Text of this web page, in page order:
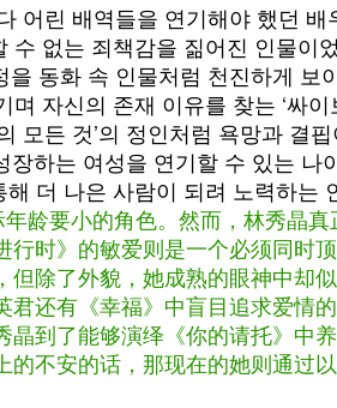
어린 배역들을 연기해야 했던
없는 죄책감을 짊어진 인물이
동화 속 인물처럼 천진하게
자신의 존재 이유를 찾는 ‘싸
모든 것’의 정인처럼 욕망과
하는 여성을 연기할 수 있는
더 나은 사람이 되려 노력하는
龄要小的角色。然而，林秀晶
时》的敏爱则是一个必须同时
除了外貌，她成熟的眼神中却
还有《幸福》中盲目追求爱情
到了能够演绎《你的请托》中
不安的话，那现在的她则通过